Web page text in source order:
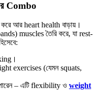
Combo
আর heart health বাড়ায়।
muscles তৈরি করে, যা rest-
exercises (যেমন squats,
পারেন – এটি flexibility ও weight